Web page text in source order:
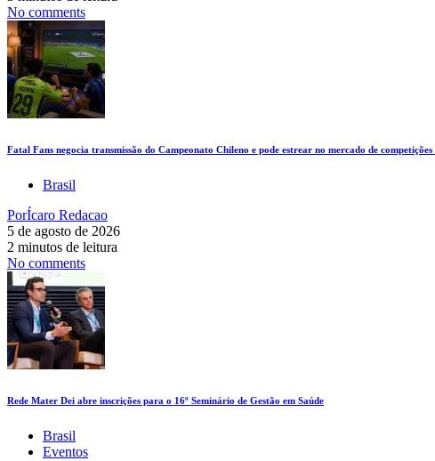
No comments
Fatal Fans negocia transmissão do Campeonato Chileno e pode estrear no mercado de
Brasil
PorÍcaro Redacao
5 de agosto de 2026
2 minutos de leitura
No comments
Rede Mater Dei abre inscrições para o 16º Seminário de Gestão em Saúde
Brasil
Eventos